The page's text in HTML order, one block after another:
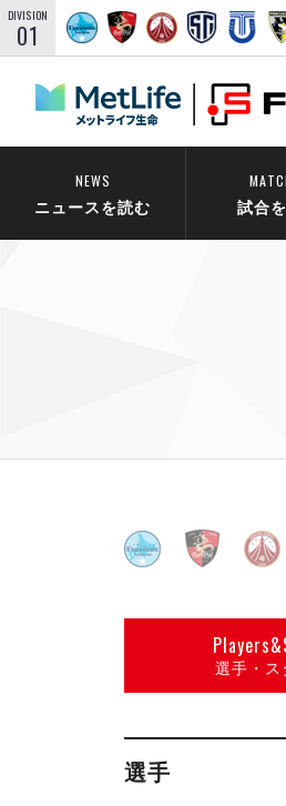
DIVISION
01
NEWS
ニュースを読む 試合
選手・ス
選手